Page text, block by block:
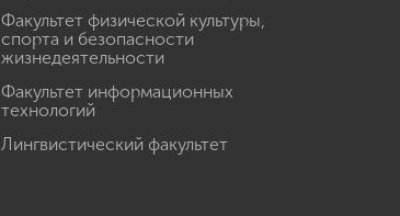
Факультет физической культуры,
спорта и безопасности
жизнедеятельности
Факультет информационных
технологий
Лингвистический факультет